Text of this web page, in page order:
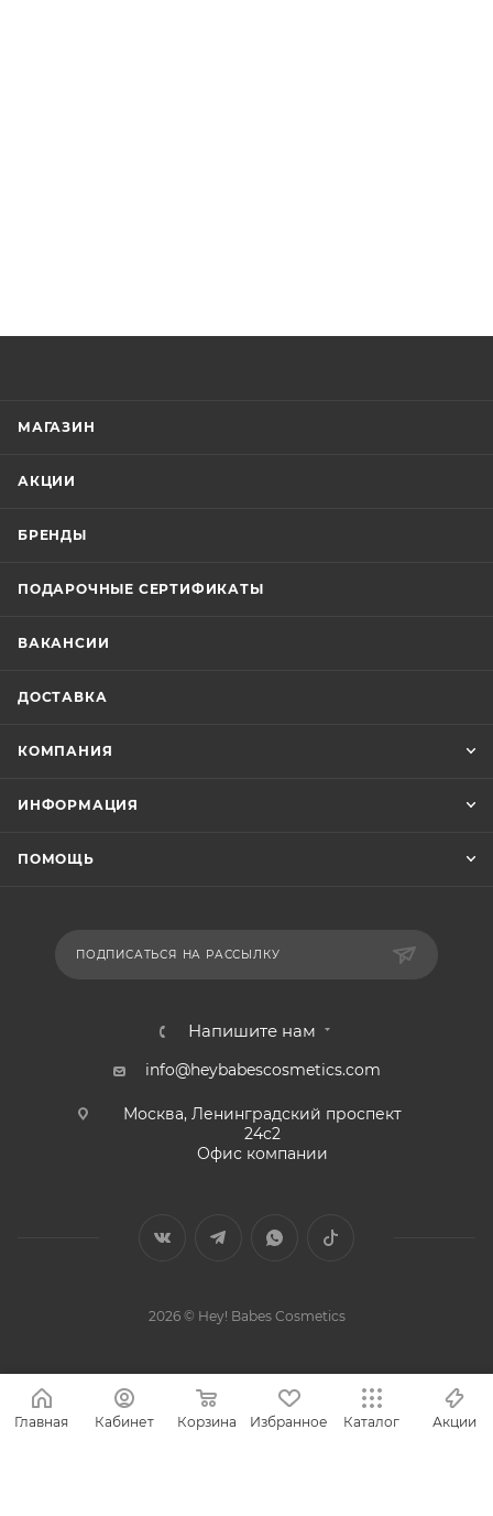
МАГАЗИН
АКЦИИ
БРЕНДЫ
ПОДАРОЧНЫЕ СЕРТИФИКАТЫ
ВАКАНСИИ
ДОСТАВКА
КОМПАНИЯ
ИНФОРМАЦИЯ
ПОМОЩЬ
ПОДПИСАТЬСЯ НА РАССЫЛКУ
Напишите нам
info@heybabescosmetics.com
Москва, Ленинградский проспект
24с2
Офис компании
2026 © Hey! Babes Cosmetics
Главная Кабинет Корзина Избранное Каталог Акции